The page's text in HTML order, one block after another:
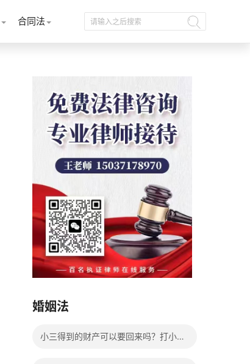
合同法
婚姻法
小三得到的财产可以要回来吗？打小三